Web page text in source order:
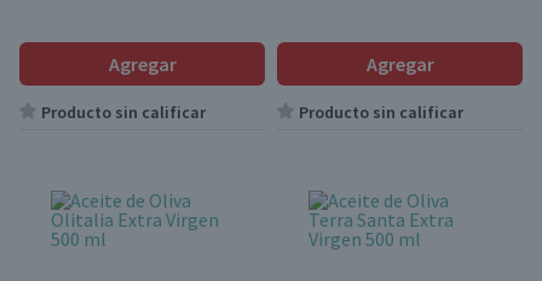
Agregar
Producto sin calificar
Agregar
Producto sin calificar